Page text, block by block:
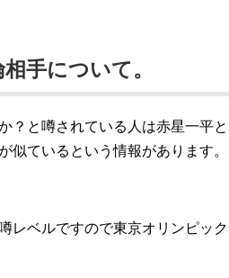
手について。
？と噂されている人は赤星一平と
似ているという情報があります。
レベルですので東京オリンピック